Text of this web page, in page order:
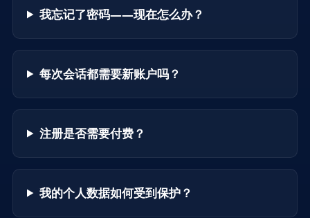
我忘记了密码——现在怎么办？
每次会话都需要新账户吗？
注册是否需要付费？
我的个人数据如何受到保护？